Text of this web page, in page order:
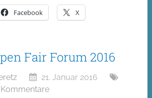
Facebook X
Fair Forum 2016
21. Januar 2016